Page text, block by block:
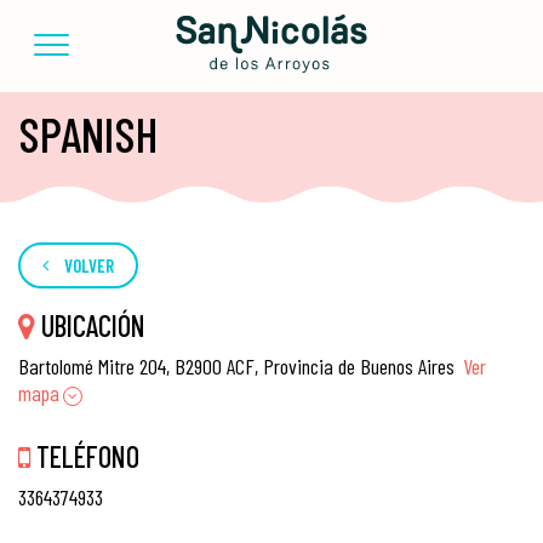
SPANISH
VOLVER
UBICACIÓN
Bartolomé Mitre 204, B2900 ACF, Provincia de Buenos Aires Ver
mapa
TELÉFONO
3364374933